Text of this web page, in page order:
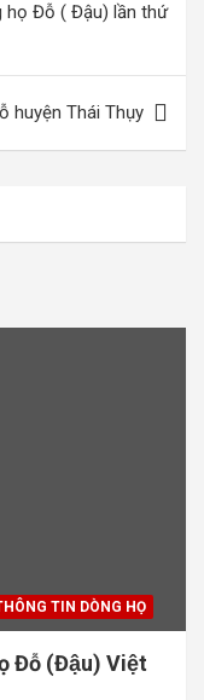
họ Đỗ ( Đậu) lần thứ
huyện Thái Thụy
TIN DÒNG HỌ
Đỗ (Đậu) Việt